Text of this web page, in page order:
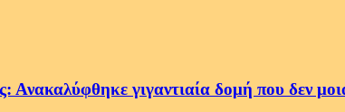
γιγαντιαία δομή που δεν